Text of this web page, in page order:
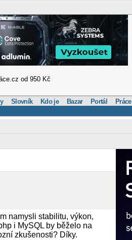
od 950 Kč
Slovník Kdo je Bazar Portál Práce
namysli stabilitu, výkon,
i MySQL by běželo na
zkušenosti? Díky.